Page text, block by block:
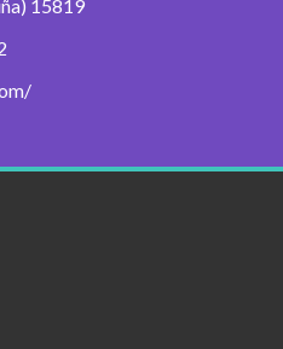
15819